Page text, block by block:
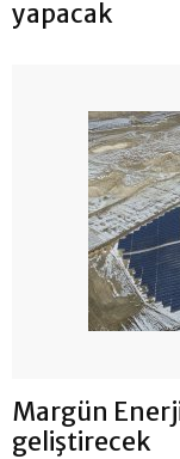
yapacak
Margün
geliştirecek